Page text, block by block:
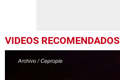
VIDEOS RECOMENDADOS